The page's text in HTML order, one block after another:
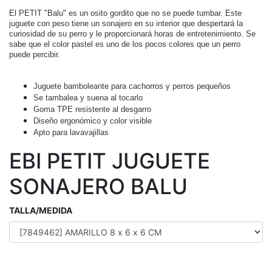
El PETIT "Balu" es un osito gordito que no se puede tumbar. Este
juguete con peso tiene un sonajero en su interior que despertará la
curiosidad de su perro y le proporcionará horas de entretenimiento. Se
sabe que el color pastel es uno de los pocos colores que un perro
puede percibir.
Juguete bamboleante para cachorros y perros pequeños
Se tambalea y suena al tocarlo
Goma TPE resistente al desgarro
Diseño ergonómico y color visible
Apto para lavavajillas
EBI PETIT JUGUETE
SONAJERO BALU
TALLA/MEDIDA